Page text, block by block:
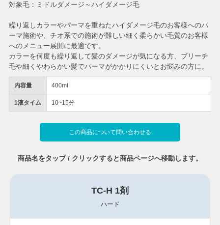
内容量 400ml
1液タイム 10~15分
この商品について問い合わせる
対象毛：ミドルダメージ～ハイダメージ毛
繰り返しカラーやパーマを重ねたハイダメージ毛のお客様へのパ
ーマ施術や、チオ系での施術が難しい細く柔らかい毛質のお客様
へのメニュー展開に最適です。
カラーを何度も繰り返して髪のダメージが気になる方、ブリーチ
毛や細くやわらかい髪でパーマがかかりにくいとお悩みの方に。
商品名をタップ / クリックすると商品ページへ移動します。
TC-H 1剤
ハード